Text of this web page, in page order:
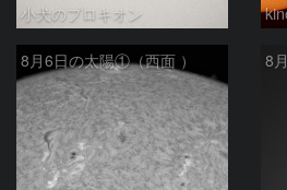
小犬のプロキオン
8月6日の太陽①（西面 ）